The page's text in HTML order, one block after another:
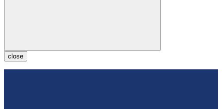
close